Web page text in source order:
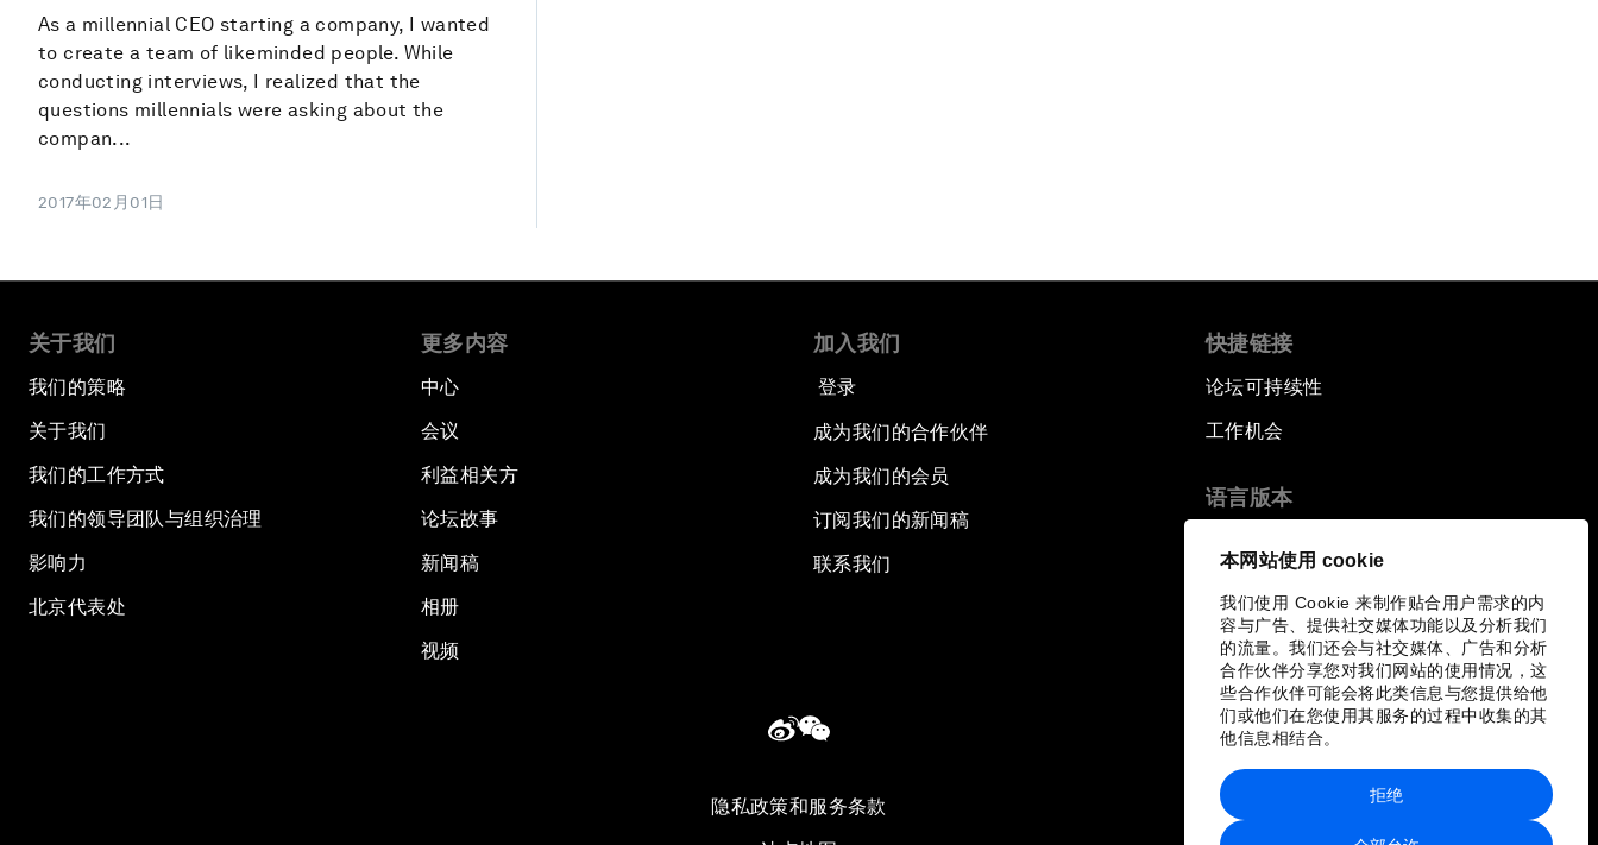
本网站使用 cookie
我们使用 Cookie 来制作贴合用户需求的内
容与广告、提供社交媒体功能以及分析我们
的流量。我们还会与社交媒体、广告和分析
合作伙伴分享您对我们网站的使用情况，这
些合作伙伴可能会将此类信息与您提供给他
们或他们在您使用其服务的过程中收集的其
他信息相结合。
拒绝
As a millennial CEO starting a company, I wanted
to create a team of likeminded people. While
conducting interviews, I realized that the
questions millennials were asking about the
compan...
2017年02月01日
关于我们
我们的策略
关于我们
我们的工作方式
我们的领导团队与组织治理
影响力
北京代表处
更多内容
中心
会议
利益相关方
论坛故事
新闻稿
相册
视频
加入我们
登录
成为我们的合作伙伴
成为我们的会员
订阅我们的新闻稿
联系我们
快捷链接
论坛可持续性
工作机会
语言版本
隐私政策和服务条款